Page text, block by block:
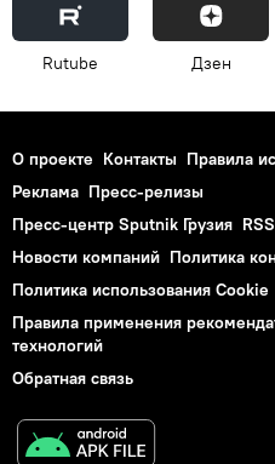
Rutube Дзен
О проекте Контакты Правила
Реклама Пресс-релизы
Пресс-центр Sputnik Грузия RSS
Новости компаний Политика
Политика использования Cookie
Правила применения
технологий
Обратная связь